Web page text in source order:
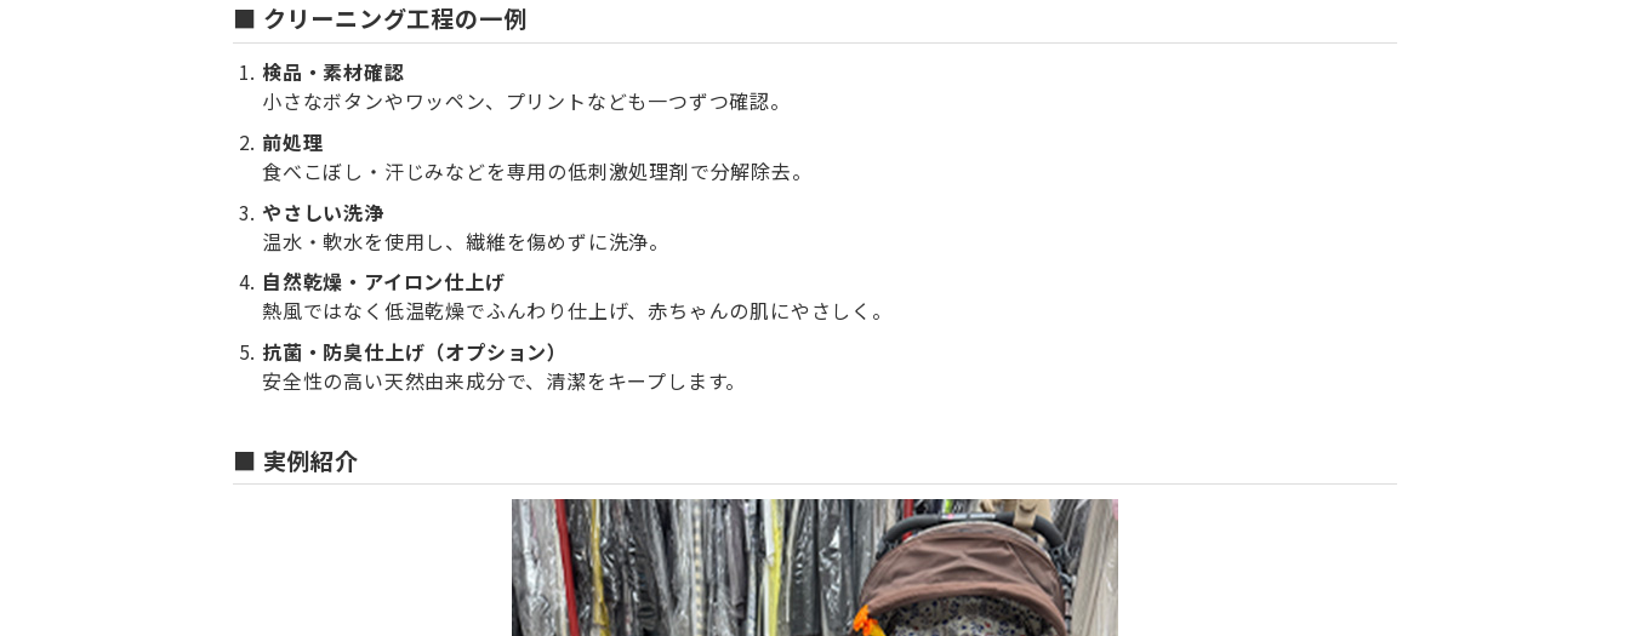
■ クリーニング工程の一例
検品・素材確認
小さなボタンやワッペン、プリントなども一つずつ確認。
前処理
食べこぼし・汗じみなどを専用の低刺激処理剤で分解除去。
やさしい洗浄
温水・軟水を使用し、繊維を傷めずに洗浄。
自然乾燥・アイロン仕上げ
熱風ではなく低温乾燥でふんわり仕上げ、赤ちゃんの肌にやさしく。
抗菌・防臭仕上げ（オプション）
安全性の高い天然由来成分で、清潔をキープします。
■ 実例紹介